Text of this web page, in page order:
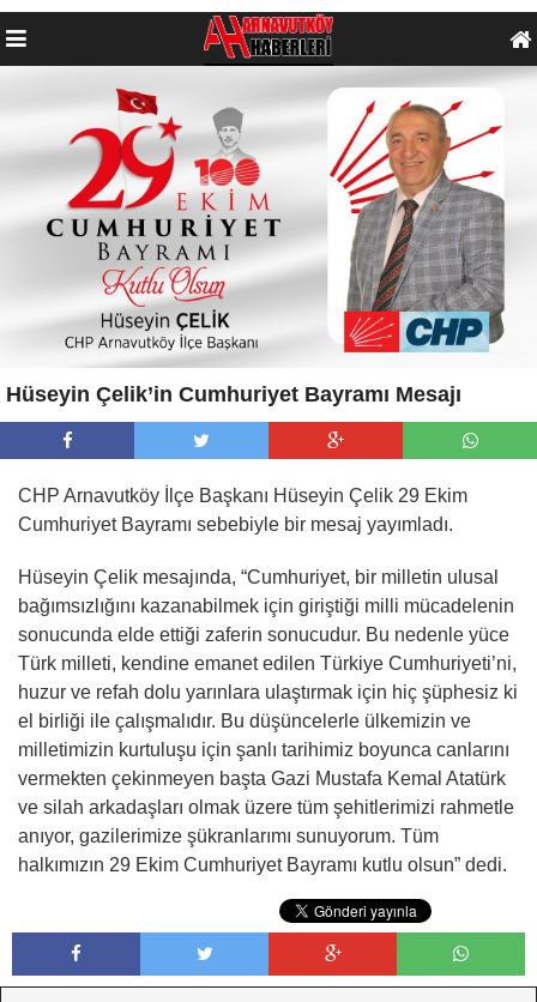
Hüseyin Çelik’in Cumhuriyet Bayramı Mesajı
CHP Arnavutköy İlçe Başkanı Hüseyin Çelik 29 Ekim
Cumhuriyet Bayramı sebebiyle bir mesaj yayımladı.
Hüseyin Çelik mesajında, “Cumhuriyet, bir milletin ulusal
bağımsızlığını kazanabilmek için giriştiği milli mücadelenin
sonucunda elde ettiği zaferin sonucudur. Bu nedenle yüce
Türk milleti, kendine emanet edilen Türkiye Cumhuriyeti’ni,
huzur ve refah dolu yarınlara ulaştırmak için hiç şüphesiz ki
el birliği ile çalışmalıdır. Bu düşüncelerle ülkemizin ve
milletimizin kurtuluşu için şanlı tarihimiz boyunca canlarını
vermekten çekinmeyen başta Gazi Mustafa Kemal Atatürk
ve silah arkadaşları olmak üzere tüm şehitlerimizi rahmetle
anıyor, gazilerimize şükranlarımı sunuyorum. Tüm
halkımızın 29 Ekim Cumhuriyet Bayramı kutlu olsun” dedi.